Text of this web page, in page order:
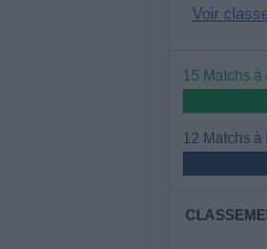
Voir
15 Matchs à
12 Matchs à